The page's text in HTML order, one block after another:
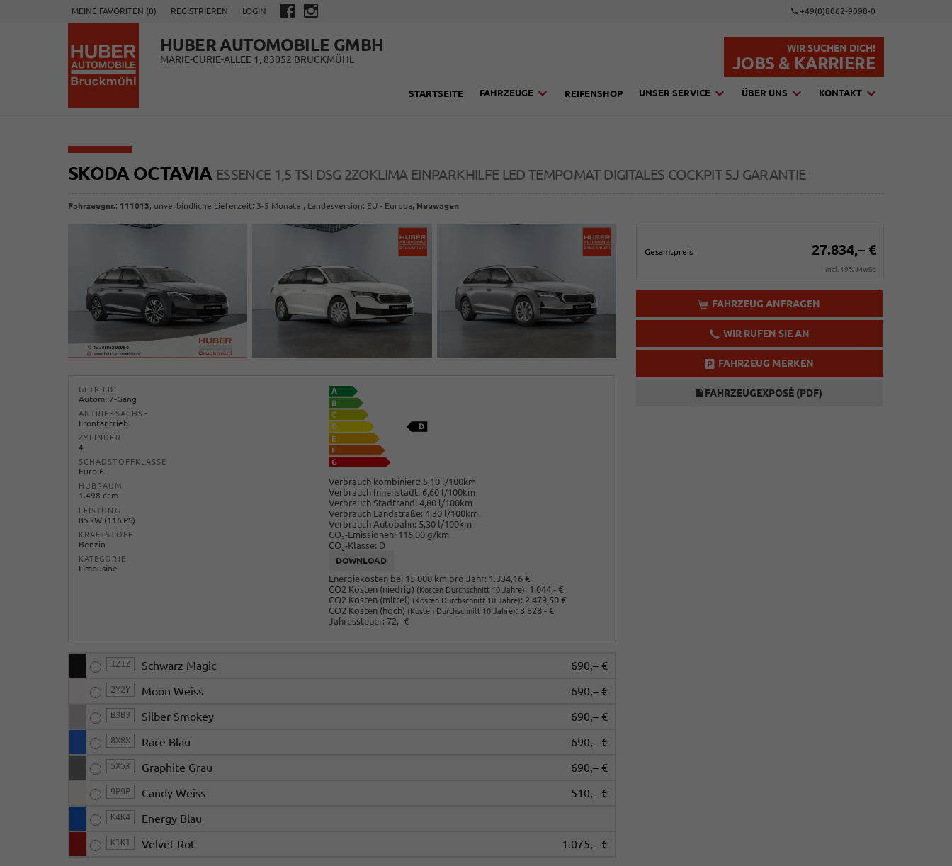
MEINE FAVORITEN (0) REGISTRIEREN LOGIN +49(0)8062-9098-0
HUBER AUTOMOBILE GMBH
MARIE-CURIE-ALLEE 1, 83052 BRUCKMÜHL
WIR SUCHEN DICH!
JOBS & KARRIERE
STARTSEITE FAHRZEUGE REIFENSHOP UNSER SERVICE ÜBER UNS KONTAKT
SKODA OCTAVIA ESSENCE 1,5 TSI DSG 2ZOKLIMA EINPARKHILFE LED TEMPOMAT DIGITALES COCKPIT 5J GARANTIE
Fahrzeugnr.: 111013, unverbindliche Lieferzeit: 3-5 Monate , Landesversion: EU - Europa, Neuwagen
Gesamtpreis 27.834,– €
incl. 19% MwSt.
FAHRZEUG ANFRAGEN
WIR RUFEN SIE AN
FAHRZEUG MERKEN
FAHRZEUGEXPOSÉ (PDF)
GETRIEBE
Autom. 7-Gang
ANTRIEBSACHSE
Frontantrieb
ZYLINDER
4
SCHADSTOFFKLASSE
Euro 6
HUBRAUM
1.498 ccm
LEISTUNG
85 kW (116 PS)
KRAFTSTOFF
Benzin
KATEGORIE
Limousine
Verbrauch kombiniert: 5,10 l/100km
Verbrauch Innenstadt: 6,60 l/100km
Verbrauch Stadtrand: 4,80 l/100km
Verbrauch Landstraße: 4,30 l/100km
Verbrauch Autobahn: 5,30 l/100km
CO2-Emissionen: 116,00 g/km
CO2-Klasse: D
DOWNLOAD
Energiekosten bei 15.000 km pro Jahr: 1.334,16 €
CO2 Kosten (niedrig) (Kosten Durchschnitt 10 Jahre): 1.044,- €
CO2 Kosten (mittel) (Kosten Durchschnitt 10 Jahre): 2.479,50 €
CO2 Kosten (hoch) (Kosten Durchschnitt 10 Jahre): 3.828,- €
Jahressteuer: 72,- €
1Z1Z Schwarz Magic 690,– €
2Y2Y Moon Weiss 690,– €
B3B3 Silber Smokey 690,– €
8X8X Race Blau 690,– €
5X5X Graphite Grau 690,– €
9P9P Candy Weiss 510,– €
K4K4 Energy Blau
K1K1 Velvet Rot 1.075,– €